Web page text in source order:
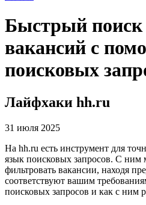
Быстрый поиск
вакансий с
поисковых
Лайфхаки hh.ru
31 июля 2025
На hh.ru есть инструмент для
язык поисковых запросов. С ним
фильтровать вакансии, находя
соответствуют вашим
поисковых запросов и как с ним